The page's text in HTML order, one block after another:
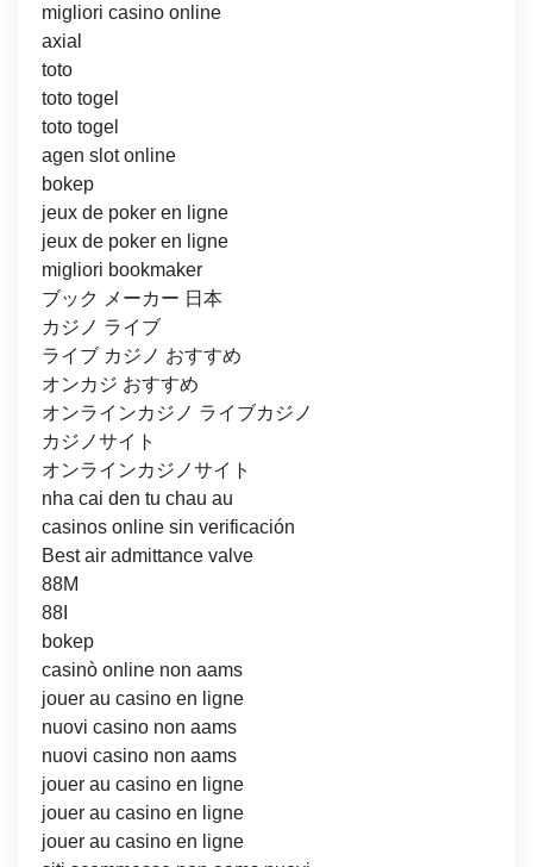
migliori casino online
axial
toto
toto togel
toto togel
agen slot online
bokep
jeux de poker en ligne
jeux de poker en ligne
migliori bookmaker
ブック メーカー 日本
カジノ ライブ
ライブ カジノ おすすめ
オンカジ おすすめ
オンラインカジノ ライブカジノ
カジノサイト
オンラインカジノサイト
nha cai den tu chau au
casinos online sin verificación
Best air admittance valve
88M
88I
bokep
casinò online non aams
jouer au casino en ligne
nuovi casino non aams
nuovi casino non aams
jouer au casino en ligne
jouer au casino en ligne
jouer au casino en ligne